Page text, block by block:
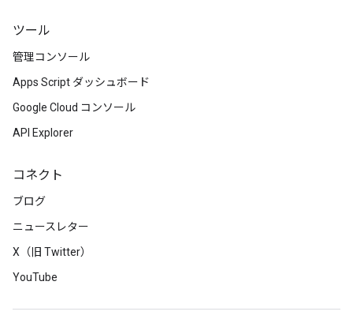
ツール
管理コンソール
Apps Script ダッシュボード
Google Cloud コンソール
API Explorer
コネクト
ブログ
ニュースレター
X（旧 Twitter）
YouTube